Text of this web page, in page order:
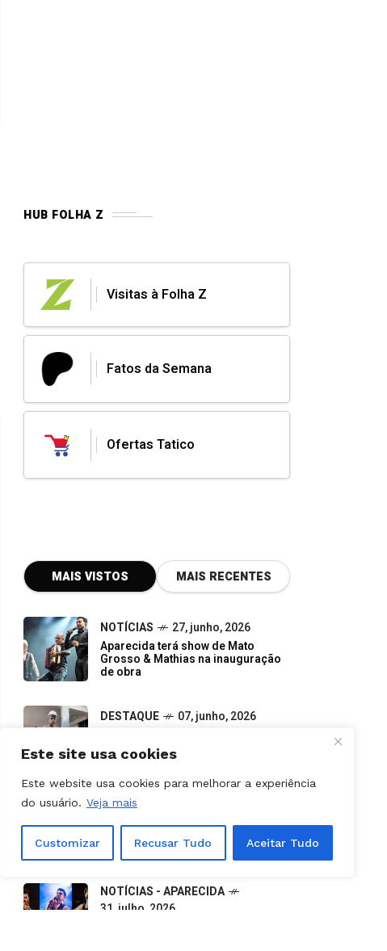
Este site usa cookies
Este website usa cookies para melhorar a experiência
do usuário. Veja mais
Customizar Recusar Tudo Aceitar Tudo
HUB FOLHA Z
Visitas à Folha Z
Fatos da Semana
Ofertas Tatico
NOTÍCIAS
27, junho, 2026
Grosso & Mathias na inauguração
de obra
DESTAQUE
economia verde em Goiás
NOTÍCIAS
09, julho, 2026
Canceladas etapas da Stock Car e
Porsche Cup previstas para
outubro em Goiânia
NOTÍCIAS - APARECIDA
Aparecida é Show 2026: como
retirar ingressos e programação
completa dos shows